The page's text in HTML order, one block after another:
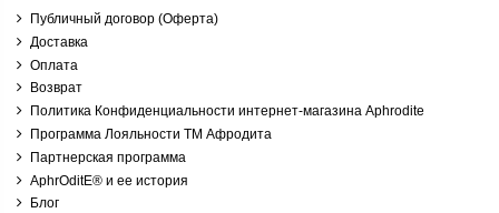
Публичный договор (Оферта)
Доставка
Оплата
Возврат
Политика Конфиденциальности интернет-магазина Aphrodite
Программа Лояльности ТМ Афродита
Партнерская программа
AphrOditE® и ее история
Блог